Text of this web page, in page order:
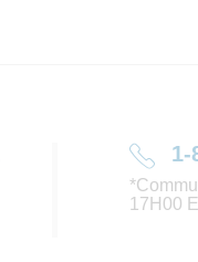
1-
17H00